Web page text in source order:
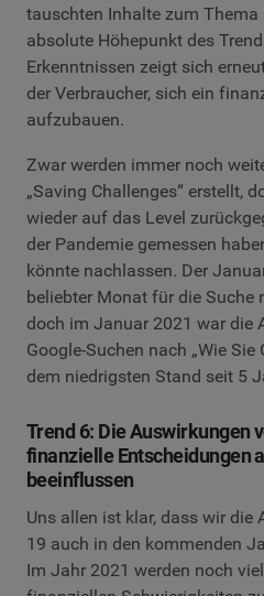
tauschten Inhalte zum
absolute Höhepunkt des
Erkenntnissen zeigt sich
der Verbraucher, sich ein
aufzubauen.
Zwar werden immer noch
„Saving Challenges“ erstellt,
wieder auf das Level
der Pandemie gemessen
könnte nachlassen. Der
beliebter Monat für die Suche
doch im Januar 2021 war die
Google-Suchen nach „Wie
dem niedrigsten Stand seit 5
Trend 6: Die Auswirkungen
finanzielle Entscheidungen
beeinflussen
Uns allen ist klar, dass wir die
19 auch in den kommenden
Im Jahr 2021 werden noch